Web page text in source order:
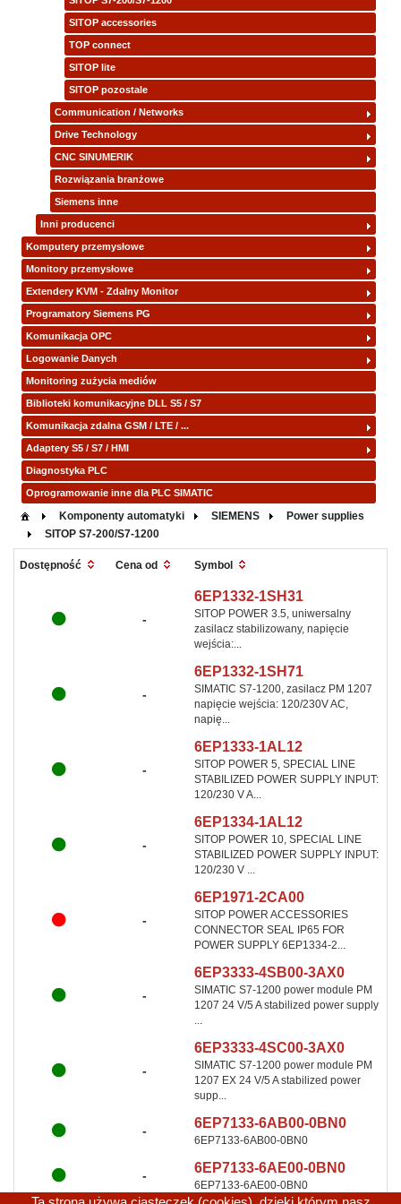
SITOP accessories
TOP connect
SITOP lite
SITOP pozostale
Communication / Networks
Drive Technology
CNC SINUMERIK
Rozwiązania branżowe
Siemens inne
Inni producenci
Komputery przemysłowe
Monitory przemysłowe
Extendery KVM - Zdalny Monitor
Programatory Siemens PG
Komunikacja OPC
Logowanie Danych
Monitoring zużycia mediów
Biblioteki komunikacyjne DLL S5 / S7
Komunikacja zdalna GSM / LTE / ...
Adaptery S5 / S7 / HMI
Diagnostyka PLC
Oprogramowanie inne dla PLC SIMATIC
Komponenty automatyki SIEMENS
Power supplies
SITOP S7-200/S7-1200
Dostępność Cena od Symbol
-
6EP1332-1SH31
SITOP POWER 3.5, uniwersalny
zasilacz stabilizowany, napięcie
wejścia:...
-
6EP1332-1SH71
SIMATIC S7-1200, zasilacz PM 1207
napięcie wejścia: 120/230V AC,
napię...
-
6EP1333-1AL12
SITOP POWER 5, SPECIAL LINE
STABILIZED POWER SUPPLY INPUT:
120/230 V A...
-
6EP1334-1AL12
SITOP POWER 10, SPECIAL LINE
STABILIZED POWER SUPPLY INPUT:
120/230 V ...
-
6EP1971-2CA00
SITOP POWER ACCESSORIES
CONNECTOR SEAL IP65 FOR
POWER SUPPLY 6EP1334-2...
-
6EP3333-4SB00-3AX0
SIMATIC S7-1200 power module PM
1207 24 V/5 A stabilized power supply
...
-
6EP3333-4SC00-3AX0
SIMATIC S7-1200 power module PM
1207 EX 24 V/5 A stabilized power
supp...
- 6EP7133-6AB00-0BN0
6EP7133-6AB00-0BN0
- 6EP7133-6AE00-0BN0
6EP7133-6AE00-0BN0